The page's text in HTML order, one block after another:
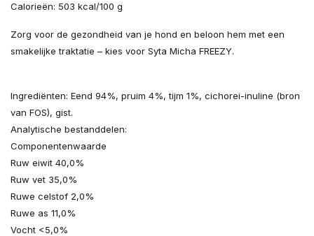
Calorieën: 503 kcal/100 g
Zorg voor de gezondheid van je hond en beloon hem met een
smakelijke traktatie – kies voor Syta Micha FREEZY.
Ingrediënten: Eend 94%, pruim 4%, tijm 1%, cichorei-inuline (bron
van FOS), gist.
Analytische bestanddelen:
Componentenwaarde
Ruw eiwit 40,0%
Ruw vet 35,0%
Ruwe celstof 2,0%
Ruwe as 11,0%
Vocht <5,0%